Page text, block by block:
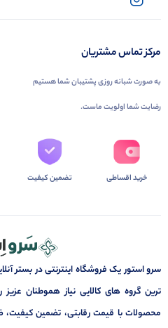
مرکز تماس مشتریان
به صورت شبانه روزی پشتیبان شما هستیم
رضایت شما اولویت ماست.
خرید اقساطی تضمین کیفیت
سرو استور یک فروشگاه اینترنتی در بستر
ترین گروه های کالایی نیاز هموطنان
محصولات با قیمت رقابتی، تضمین کیفیت،